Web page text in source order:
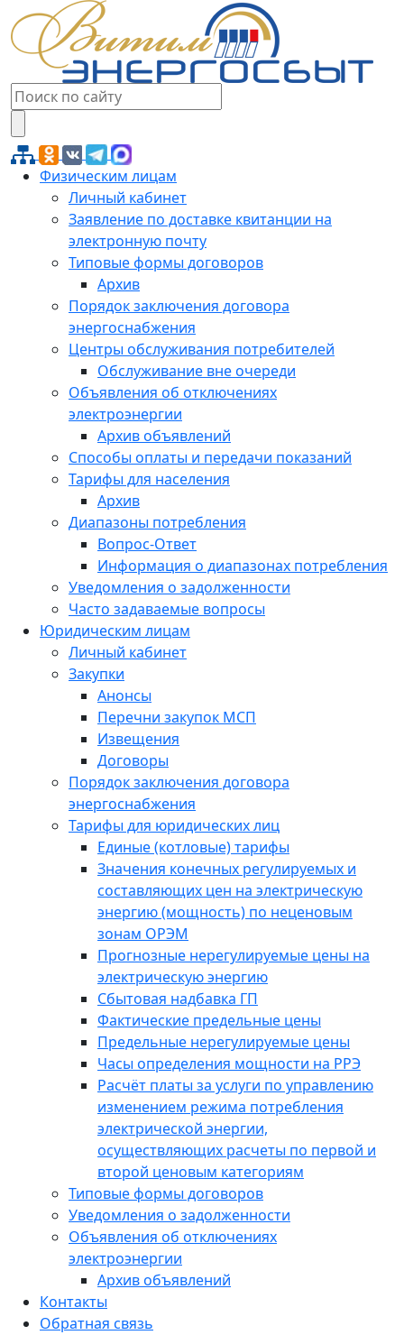
Физическим лицам
Личный кабинет
Заявление по доставке квитанции на
электронную почту
Типовые формы договоров
Архив
Порядок заключения договора
энергоснабжения
Центры обслуживания потребителей
Обслуживание вне очереди
Объявления об отключениях
электроэнергии
Архив объявлений
Способы оплаты и передачи показаний
Тарифы для населения
Архив
Диапазоны потребления
Вопрос-Ответ
Информация о диапазонах потребления
Уведомления о задолженности
Часто задаваемые вопросы
Юридическим лицам
Личный кабинет
Закупки
Анонсы
Перечни закупок МСП
Извещения
Договоры
Порядок заключения договора
энергоснабжения
Тарифы для юридических лиц
Единые (котловые) тарифы
Значения конечных регулируемых и
составляющих цен на электрическую
энергию (мощность) по неценовым
зонам ОРЭМ
Прогнозные нерегулируемые цены на
электрическую энергию
Сбытовая надбавка ГП
Фактические предельные цены
Предельные нерегулируемые цены
Часы определения мощности на РРЭ
Расчёт платы за услуги по управлению
изменением режима потребления
электрической энергии,
осуществляющих расчеты по первой и
второй ценовым категориям
Типовые формы договоров
Уведомления о задолженности
Объявления об отключениях
электроэнергии
Архив объявлений
Контакты
Обратная связь